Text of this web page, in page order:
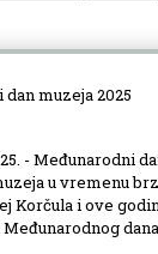
muzeja 2025
- Međunarodni
u vremenu
Korčula i ove